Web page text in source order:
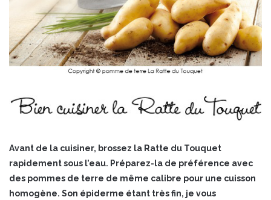
Avant de la cuisiner, brossez la Ratte du Touquet
rapidement sous l’eau. Préparez-la de préférence avec
des pommes de terre de même calibre pour une cuisson
homogène. Son épiderme étant très fin, je vous